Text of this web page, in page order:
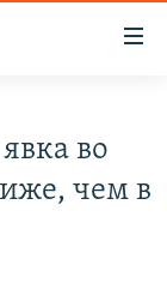
во
чем в